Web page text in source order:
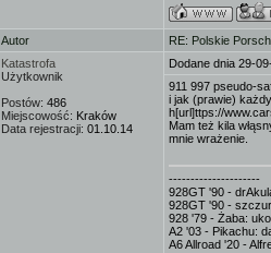
Autor
RE: Polskie
Katastrofa
Użytkownik
Postów: 486
Miejscowość: Kraków
Data rejestracji: 01.10.14
Dodane dnia 29-
911 997 pseudo-
i jak (prawie)
h[url]ttps://
Mam też kila
mnie wrażenie.
---------------------
928GT '90 -
928GT '90 -
928 '79 - Żaba:
A2 '03 - Pikachu:
A6 Allroad '20 -